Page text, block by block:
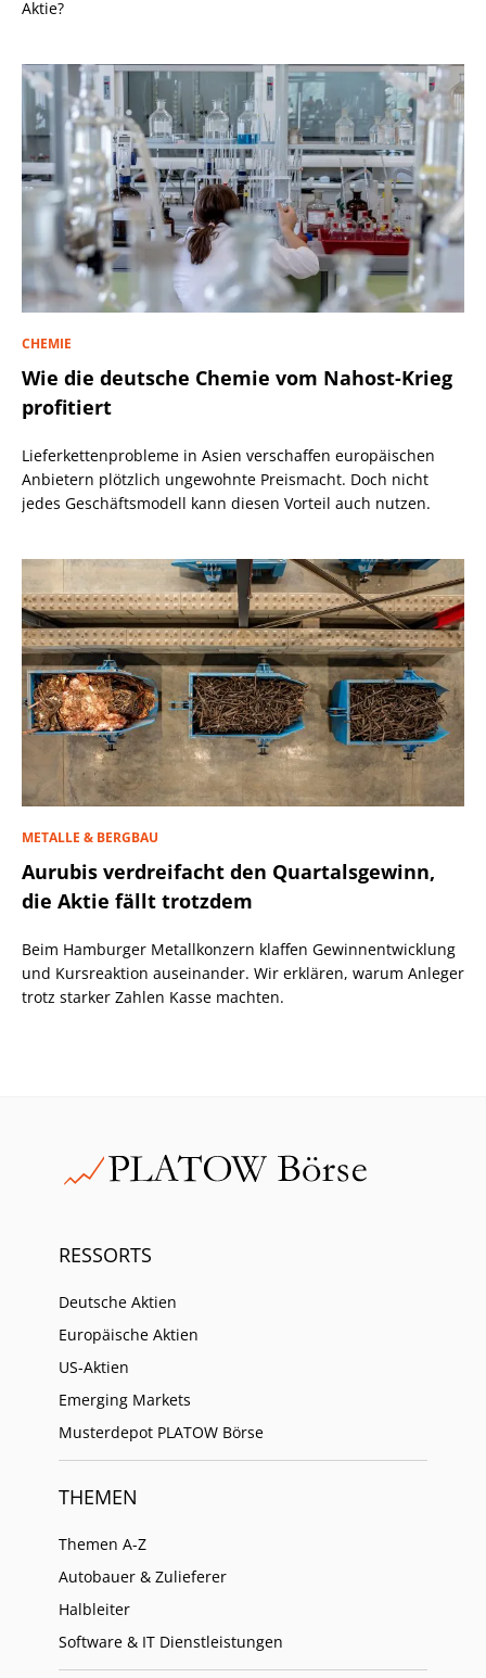
Aktie?
CHEMIE
Wie die deutsche Chemie vom Nahost-Krieg
profitiert
Lieferkettenprobleme in Asien verschaffen europäischen
Anbietern plötzlich ungewohnte Preismacht. Doch nicht
jedes Geschäftsmodell kann diesen Vorteil auch nutzen.
METALLE & BERGBAU
Aurubis verdreifacht den Quartalsgewinn,
die Aktie fällt trotzdem
Beim Hamburger Metallkonzern klaffen Gewinnentwicklung
und Kursreaktion auseinander. Wir erklären, warum Anleger
trotz starker Zahlen Kasse machten.
RESSORTS
Deutsche Aktien
Europäische Aktien
US-Aktien
Emerging Markets
Musterdepot PLATOW Börse
THEMEN
Themen A-Z
Autobauer & Zulieferer
Halbleiter
Software & IT Dienstleistungen